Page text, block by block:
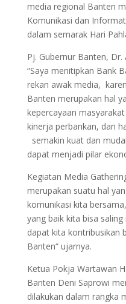
media regional Banten
Komunikasi dan
dalam semarak Hari
Pj. Gubernur Banten,
“Saya menitipkan Bank
rekan awak media,
Banten merupakan hal
kepercayaan
kinerja perbankan, dan
semakin kuat dan
dapat menjadi pilar
Kegiatan Media
merupakan suatu hal
komunikasi kita
yang baik kita bisa
dapat kita kontribusikan
Banten“ ujarnya.
Ketua Pokja Wartawan
Banten Deni Saprowi
dilakukan dalam rangka